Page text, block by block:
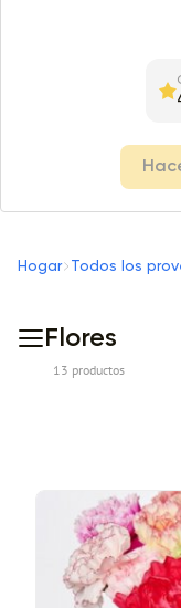
Hogar Todos los
Flores
13 productos